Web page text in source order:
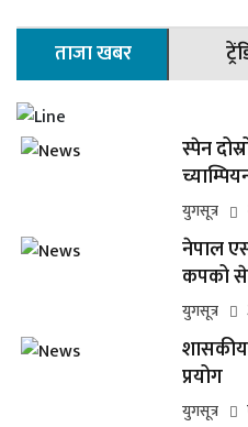
ताजा खबर
स्पेन
युगसूत्र
नेपाल
कपको
युगसूत्र
शासकीय
प्रयोग
युगसूत्र